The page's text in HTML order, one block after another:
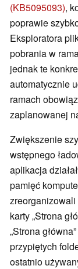
(KB5095093),
poprawie
Eksploratora
pobrania w
jednak te
automatycznie
ramach
zaplanowanej
Zwiększenie
wstępnego
aplikacja
pamięć
zreorganizowali
karty „Strona
„Strona
przypiętych
ostatnio